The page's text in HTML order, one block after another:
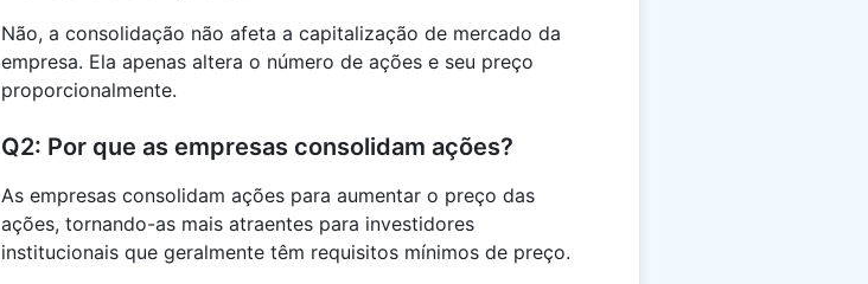
Não, a consolidação não afeta a capitalização de mercado da
empresa. Ela apenas altera o número de ações e seu preço
proporcionalmente.
Q2: Por que as empresas consolidam ações?
As empresas consolidam ações para aumentar o preço das
ações, tornando-as mais atraentes para investidores
institucionais que geralmente têm requisitos mínimos de preço.